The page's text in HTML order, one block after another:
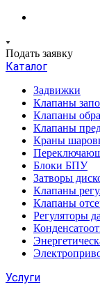
Подать заявку
Каталог
Задвижки
Клапаны
Клапаны
Клапаны
Краны
Блоки БПУ
Затворы
Клапаны
Клапаны
Регуляторы
Услуги